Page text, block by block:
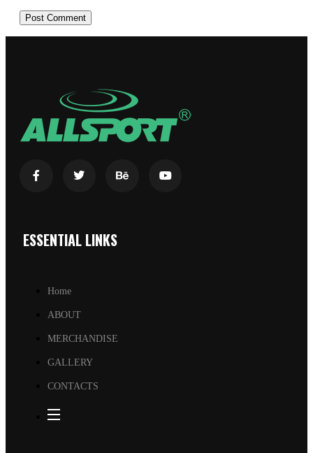
ESSENTIAL LINKS
Home
ABOUT
MERCHANDISE
GALLERY
CONTACTS